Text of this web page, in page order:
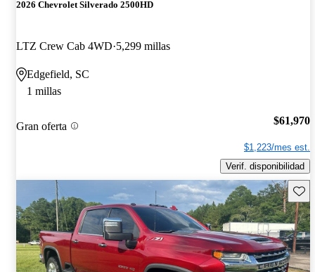
2026 Chevrolet Silverado 2500HD
LTZ Crew Cab 4WD 5,299 millas
Edgefield, SC
1 millas
Gran oferta $61,970
$1,223/mes est.
Verif. disponibilidad